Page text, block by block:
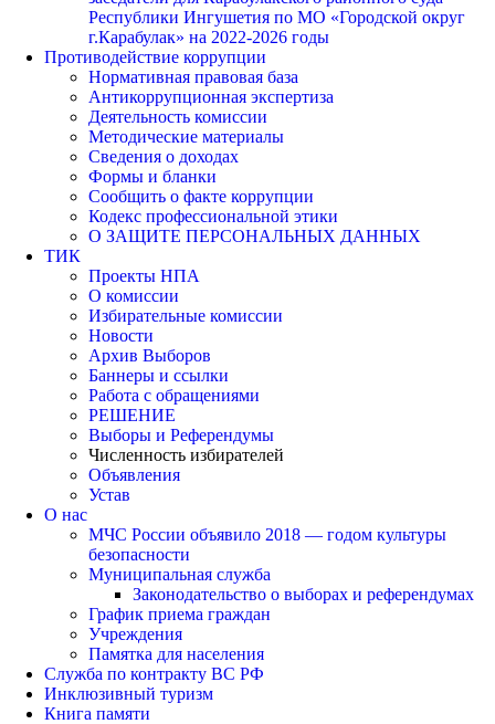
Республики Ингушетия по МО «Городской округ
г.Карабулак» на 2022-2026 годы
Противодействие коррупции
Нормативная правовая база
Антикоррупционная экспертиза
Деятельность комиссии
Методические материалы
Сведения о доходах
Формы и бланки
Сообщить о факте коррупции
Кодекс профессиональной этики
О ЗАЩИТЕ ПЕРСОНАЛЬНЫХ ДАННЫХ
ТИК
Проекты НПА
О комиссии
Избирательные комиссии
Новости
Архив Выборов
Баннеры и ссылки
Работа с обращениями
РЕШЕНИЕ
Выборы и Референдумы
Численность избирателей
Объявления
Устав
О нас
МЧС России объявило 2018 — годом культуры
безопасности
Муниципальная служба
Законодательство о выборах и референдумах
График приема граждан
Учреждения
Памятка для населения
Служба по контракту ВС РФ
Инклюзивный туризм
Книга памяти